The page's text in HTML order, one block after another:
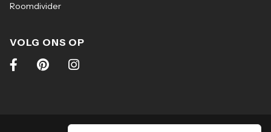
Roomdivider
VOLG ONS OP